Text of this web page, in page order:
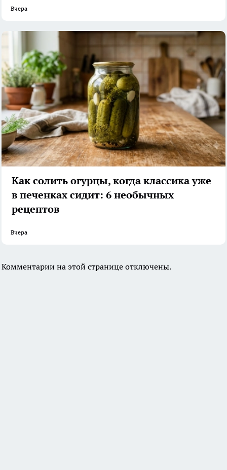
Вчера
Как солить огурцы, когда классика уже
в печенках сидит: 6 необычных
рецептов
Вчера
Комментарии на этой странице отключены.